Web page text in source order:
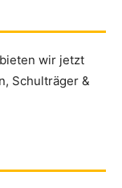
wir jetzt
Schulträger &